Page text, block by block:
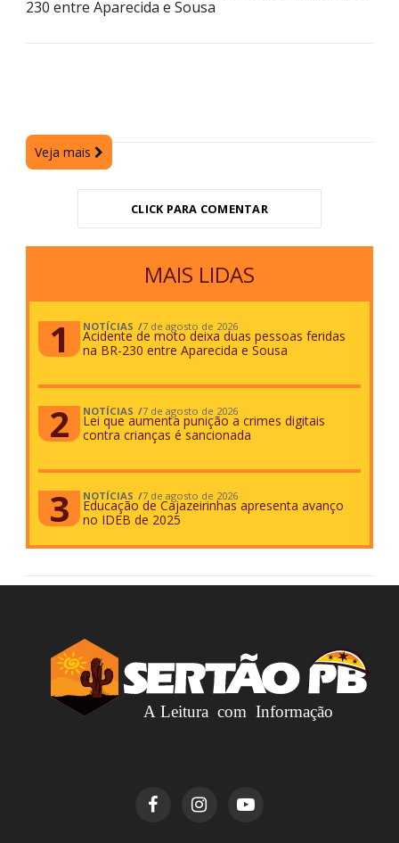
230 entre Aparecida e Sousa
Veja mais
CLICK PARA COMENTAR
MAIS LIDAS
NOTÍCIAS 7 de agosto de 2026
Acidente de moto deixa duas pessoas feridas
na BR-230 entre Aparecida e Sousa
NOTÍCIAS 7 de agosto de 2026
Lei que aumenta punição a crimes digitais
contra crianças é sancionada
NOTÍCIAS 7 de agosto de 2026
Educação de Cajazeirinhas apresenta avanço
no IDEB de 2025